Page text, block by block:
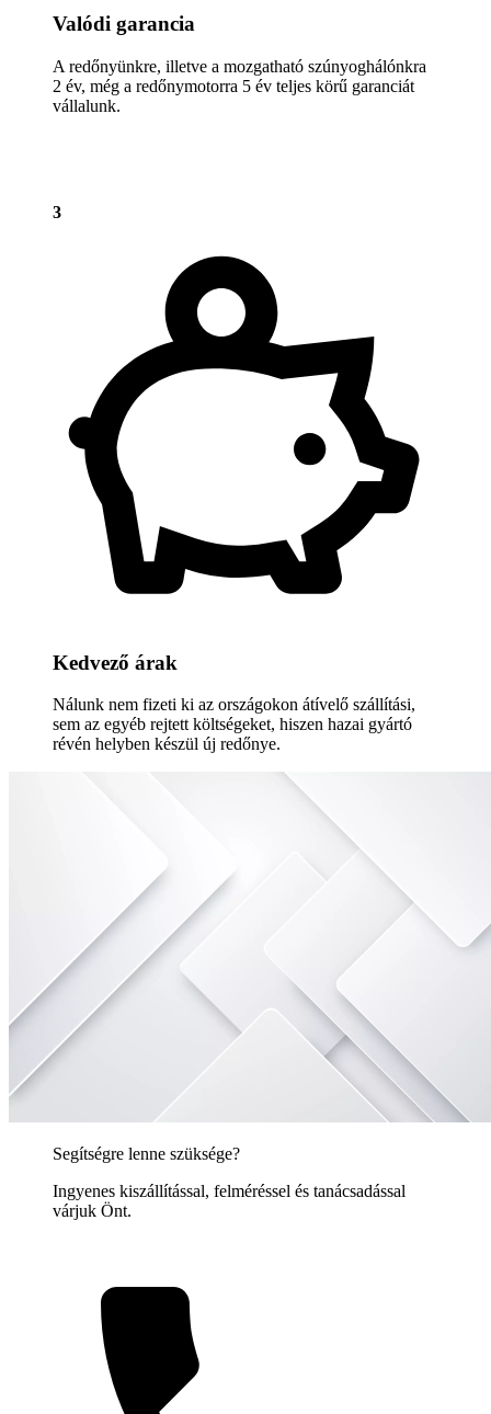
Valódi garancia
A redőnyünkre, illetve a mozgatható szúnyoghálónkra
2 év, még a redőnymotorra 5 év teljes körű garanciát
vállalunk.
3
Kedvező árak
Nálunk nem fizeti ki az országokon átívelő szállítási,
sem az egyéb rejtett költségeket, hiszen hazai gyártó
révén helyben készül új redőnye.
Segítségre lenne szüksége?
Ingyenes kiszállítással, felméréssel és tanácsadással
várjuk Önt.